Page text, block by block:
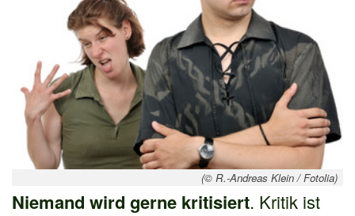
(© R.-Andreas Klein / Fotolia)
Niemand wird gerne kritisiert. Kritik ist